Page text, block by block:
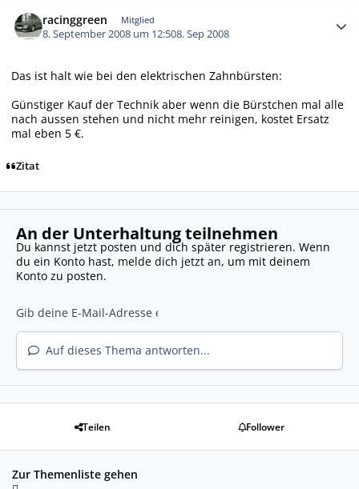
racinggreen Mitglied
8. September 2008 um 12:508. Sep 2008
Das ist halt wie bei den elektrischen Zahnbürsten:
Günstiger Kauf der Technik aber wenn die Bürstchen mal alle
nach aussen stehen und nicht mehr reinigen, kostet Ersatz
mal eben 5 €.
Zitat
An der Unterhaltung teilnehmen
Du kannst jetzt posten und dich später registrieren. Wenn
du ein Konto hast, melde dich jetzt an, um mit deinem
Konto zu posten.
Auf dieses Thema antworten...
Teilen Follower
Zur Themenliste gehen